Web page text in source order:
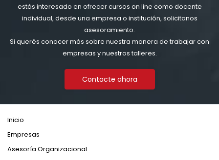
estás interesado en ofrecer cursos on line como docente
individual, desde una empresa o institución, solicitanos
asesoramiento.
Si querés conocer más sobre nuestra manera de trabajar con
empresas y nuestros talleres.
Contacte ahora
Inicio
Empresas
Asesoría Organizacional